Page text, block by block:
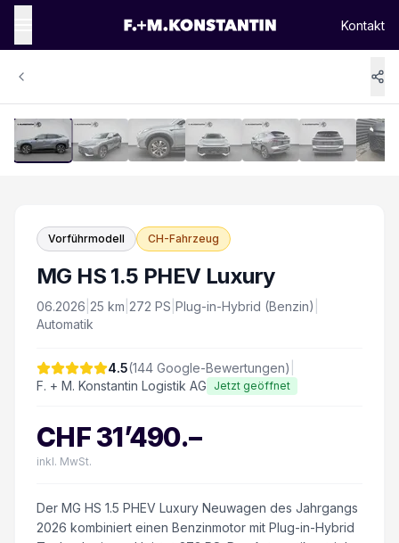
Kontakt
Vorführmodell CH-Fahrzeug
MG HS 1.5 PHEV Luxury
06.2026 25 km 272 PS Plug-in-Hybrid (Benzin)
Automatik
4.5(144 Google-Bewertungen)
F. + M. Konstantin Logistik AG
Jetzt geöffnet
CHF31’490.–
inkl. MwSt.
Der MG HS 1.5 PHEV Luxury Neuwagen des Jahrgangs
2026 kombiniert einen Benzinmotor mit Plug-in-Hybrid